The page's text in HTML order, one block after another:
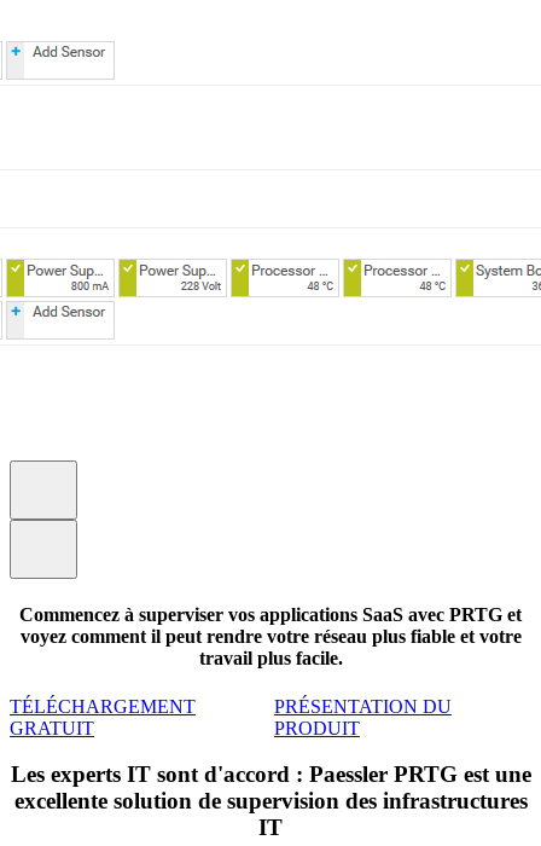
Commencez à superviser vos applications SaaS avec PRTG et
voyez comment il peut rendre votre réseau plus fiable et votre
travail plus facile.
TÉLÉCHARGEMENT
GRATUIT
PRÉSENTATION DU
PRODUIT
Les experts IT sont d'accord : Paessler PRTG est une
excellente solution de supervision des infrastructures
IT